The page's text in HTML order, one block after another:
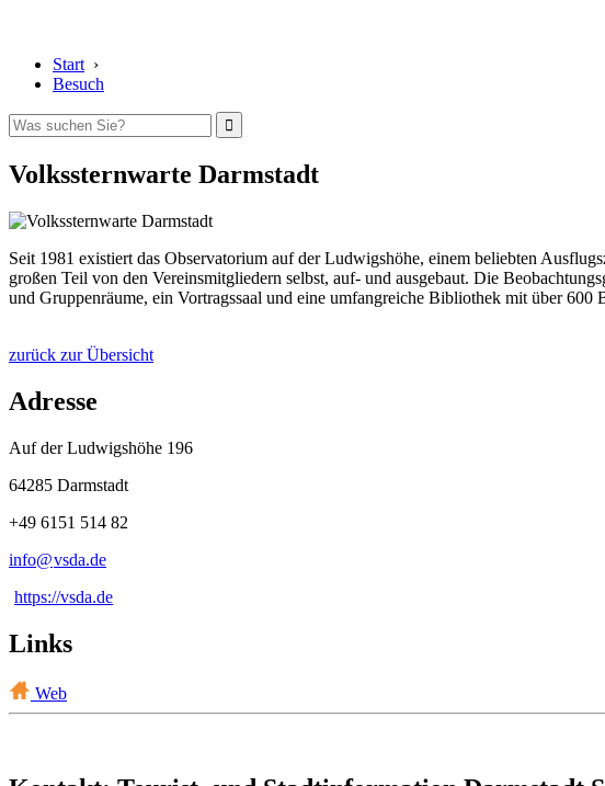
Start ›
Besuch
Volkssternwarte Darmstadt
Seit 1981 existiert das Observatorium auf der Ludwigshöhe, einem beliebten
großen Teil von den Vereinsmitgliedern selbst, auf- und ausgebaut. Die
und Gruppenräume, ein Vortragssaal und eine umfangreiche Bibliothek mit über 600
zurück zur Übersicht
Adresse
Auf der Ludwigshöhe 196
64285 Darmstadt
+49 6151 514 82
info@vsda.de
https://vsda.de
Links
Web